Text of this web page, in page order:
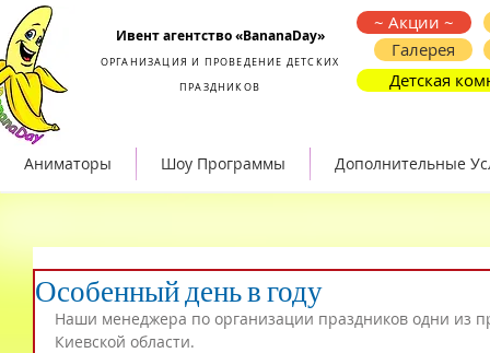
Организация и проведение детских праздников
Ивент агентство «BananaDay»
ОРГАНИЗАЦИЯ И ПРОВЕДЕНИЕ ДЕТСКИХ
ПРАЗДНИКОВ
~ Акции ~
Галерея
Детская
Аниматоры Шоу Программы Дополнительные
Особенный день в году
Наши менеджера по организации праздников одни из
Киевской области.